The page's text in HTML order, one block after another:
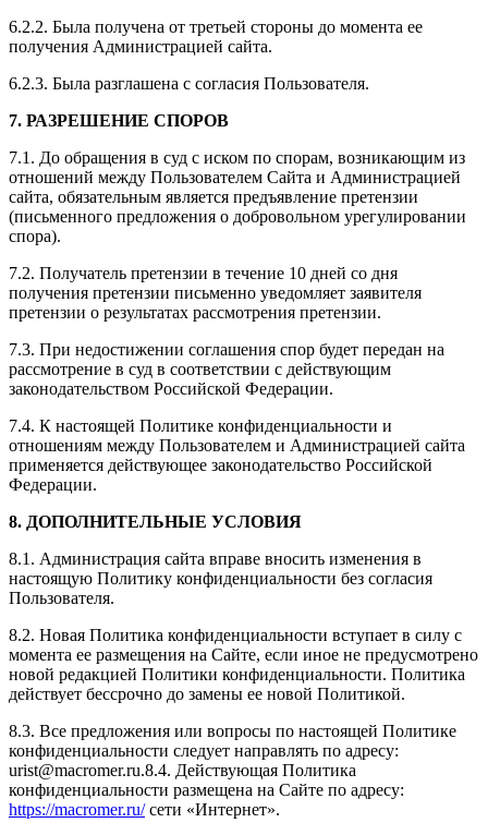
6.2.2. Была получена от третьей стороны до момента ее
получения Администрацией сайта.
6.2.3. Была разглашена с согласия Пользователя.
7. РАЗРЕШЕНИЕ СПОРОВ
7.1. До обращения в суд с иском по спорам, возникающим из
отношений между Пользователем Сайта и Администрацией
сайта, обязательным является предъявление претензии
(письменного предложения о добровольном урегулировании
спора).
7.2. Получатель претензии в течение 10 дней со дня
получения претензии письменно уведомляет заявителя
претензии о результатах рассмотрения претензии.
7.3. При недостижении соглашения спор будет передан на
рассмотрение в суд в соответствии с действующим
законодательством Российской Федерации.
7.4. К настоящей Политике конфиденциальности и
отношениям между Пользователем и Администрацией сайта
применяется действующее законодательство Российской
Федерации.
8. ДОПОЛНИТЕЛЬНЫЕ УСЛОВИЯ
8.1. Администрация сайта вправе вносить изменения в
настоящую Политику конфиденциальности без согласия
Пользователя.
8.2. Новая Политика конфиденциальности вступает в силу с
момента ее размещения на Сайте, если иное не предусмотрено
новой редакцией Политики конфиденциальности. Политика
действует бессрочно до замены ее новой Политикой.
8.3. Все предложения или вопросы по настоящей Политике
конфиденциальности следует направлять по адресу:
urist@macromer.ru.8.4. Действующая Политика
конфиденциальности размещена на Сайте по адресу:
https://macromer.ru/сети «Интернет».